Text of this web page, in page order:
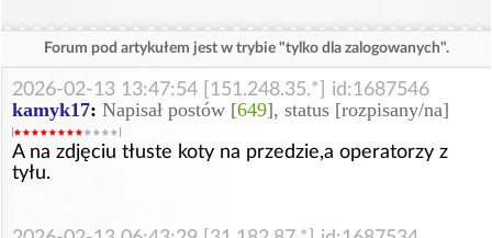
Forum pod artykułem jest w trybie "tylko dla zalogowanych".
2026-02-13 13:47:54 [151.248.35.*] id:1687546
kamyk17: Napisał postów [649], status [rozpisany/na]
A na zdjęciu tłuste koty na przedzie,a operatorzy z
tyłu.